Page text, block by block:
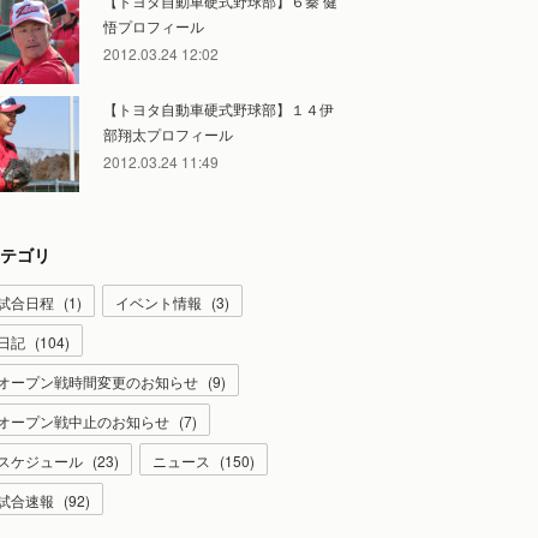
悟プロフィール
2012.03.24 12:02
【トヨタ自動車硬式野球部】１４伊
部翔太プロフィール
2012.03.24 11:49
ゴリ
合日程 (1) イベント情報 (3)
記 (104)
ープン戦時間変更のお知らせ (9)
ープン戦中止のお知らせ (7)
ケジュール (23) ニュース (150)
合速報 (92)